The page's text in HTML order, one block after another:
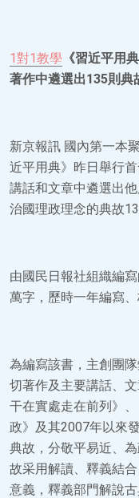
1對1教學 《習近平用
著作中遴選出135則典
新京報訊 國內第一本
近平用典》昨日舉行
講話和文章中遴選出
治國理政理念的典故
由國民日報社組織編
萬字，歷時一年編寫
為編寫該書，主創團
切著作及主要講話、
干在實處走在前列》
政》及其2007年以來
典故，分敬平易近、
故采用解讀、釋義結
意義，釋義部門解說古